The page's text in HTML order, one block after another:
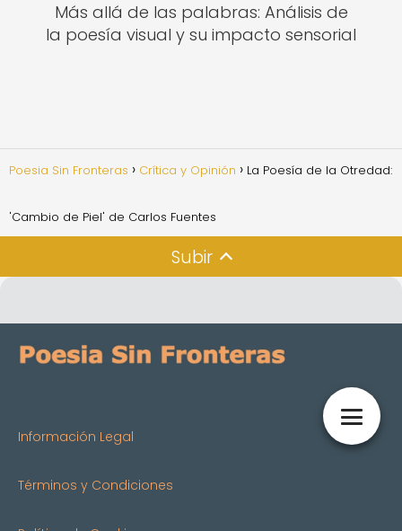
Más allá de las palabras: Análisis de
la poesía visual y su impacto sensorial
Poesia Sin Fronteras Crítica y Opinión La Poesía de la Otredad:
'Cambio de Piel' de Carlos Fuentes
Subir
Información Legal
Términos y Condiciones